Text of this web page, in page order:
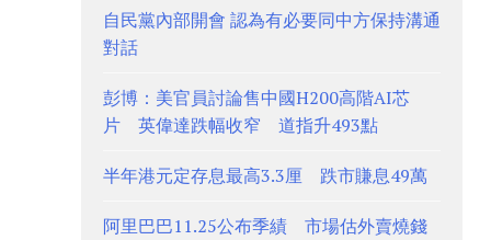
自民黨內部開會 認為有必要同中方保持溝通
對話
彭博：美官員討論售中國H200高階AI芯
片 英偉達跌幅收窄 道指升493點
半年港元定存息最高3.3厘 跌市賺息49萬
阿里巴巴11.25公布季績 市場估外賣燒錢